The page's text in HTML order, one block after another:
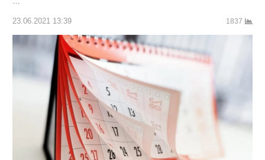
23.06.2021 13:39 1837